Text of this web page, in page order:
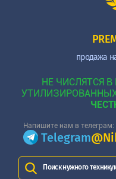
продажа
НЕ ЧИСЛЯТСЯ
Напишите нам в телеграм:
Telegram
Поиск нужного